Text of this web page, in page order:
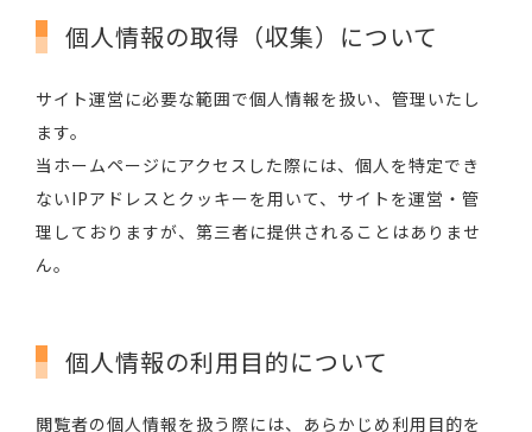
個人情報の取得（収集）について
サイト運営に必要な範囲で個人情報を扱い、管理いたし
ます。
当ホームページにアクセスした際には、個人を特定でき
ないIPアドレスとクッキーを用いて、サイトを運営・管
理しておりますが、第三者に提供されることはありませ
ん。
個人情報の利用目的について
閲覧者の個人情報を扱う際には、あらかじめ利用目的を